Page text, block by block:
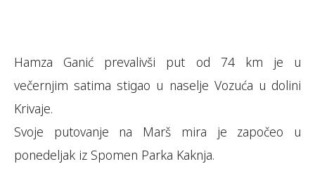
Hamza Ganić prevalivši put od 74 km je u
večernjim satima stigao u naselje Vozuća u dolini
Krivaje.
Svoje putovanje na Marš mira je započeo u
ponedeljak iz Spomen Parka Kaknja.